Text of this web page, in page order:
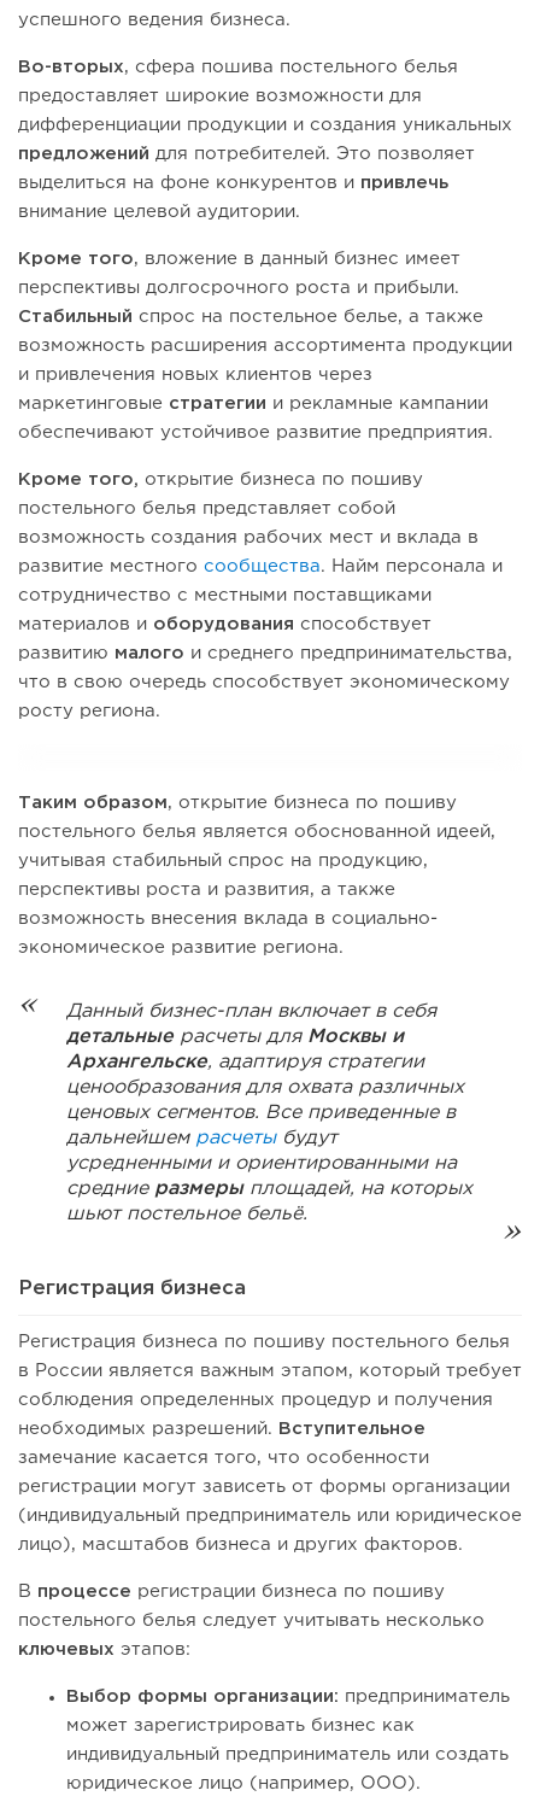
успешного ведения бизнеса.
Во-вторых, сфера пошива постельного белья
предоставляет широкие возможности для
дифференциации продукции и создания уникальных
предложений для потребителей. Это позволяет
выделиться на фоне конкурентов и привлечь
внимание целевой аудитории.
Кроме того, вложение в данный бизнес имеет
перспективы долгосрочного роста и прибыли.
Стабильный спрос на постельное белье, а также
возможность расширения ассортимента продукции
и привлечения новых клиентов через
маркетинговые стратегии и рекламные кампании
обеспечивают устойчивое развитие предприятия.
Кроме того, открытие бизнеса по пошиву
постельного белья представляет собой
возможность создания рабочих мест и вклада в
развитие местного сообщества. Найм персонала и
сотрудничество с местными поставщиками
материалов и оборудования способствует
развитию малого и среднего предпринимательства,
что в свою очередь способствует экономическому
росту региона.
Таким образом, открытие бизнеса по пошиву
постельного белья является обоснованной идеей,
учитывая стабильный спрос на продукцию,
перспективы роста и развития, а также
возможность внесения вклада в социально-
экономическое развитие региона.
Данный бизнес-план включает в себя
детальные расчеты дляМосквы и
Архангельске, адаптируя стратегии
ценообразования для охвата различных
ценовых сегментов. Все приведенные в
дальнейшем расчетыбудут
усредненными и ориентированными на
средние размерыплощадей, на которых
шьют постельное бельё.
Регистрация бизнеса
Регистрация бизнеса по пошиву постельного белья
в России является важным этапом, который требует
соблюдения определенных процедур и получения
необходимых разрешений.
Вступительное
замечание касается того, что особенности
регистрации могут зависеть от формы организации
(индивидуальный предприниматель или юридическое
лицо), масштабов бизнеса и других факторов.
В процессе регистрации бизнеса по пошиву
постельного белья следует учитывать несколько
ключевых этапов:
Выбор формы организации: предприниматель
может зарегистрировать бизнес как
индивидуальный предприниматель или создать
юридическое лицо (например, ООО).